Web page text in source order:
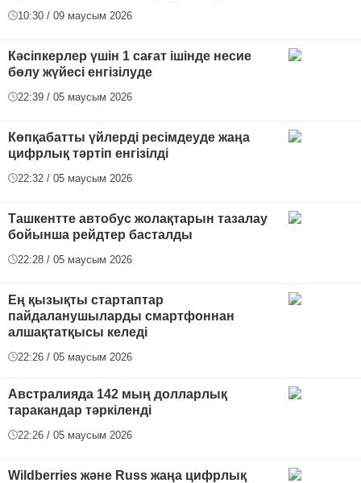
10:30 / 09 маусым 2026
Кәсіпкерлер үшін 1 сағат ішінде несие
бөлу жүйесі енгізілуде
22:39 / 05 маусым 2026
Көпқабатты үйлерді ресімдеуде жаңа
цифрлық тәртіп енгізілді
22:32 / 05 маусым 2026
Ташкентте автобус жолақтарын тазалау
бойынша рейдтер басталды
22:28 / 05 маусым 2026
Ең қызықты стартаптар
пайдаланушыларды смартфоннан
алшақтатқысы келеді
22:26 / 05 маусым 2026
Австралияда 142 мың долларлық
таракандар тәркіленді
22:26 / 05 маусым 2026
Wildberries және Russ жаңа цифрлық